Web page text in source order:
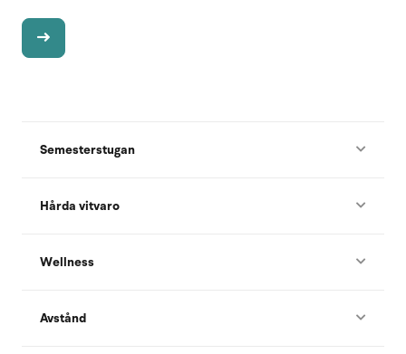
Semesterstugan
Hårda vitvaro
Wellness
Avstånd